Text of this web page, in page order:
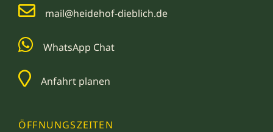
mail@heidehof-dieblich.de
WhatsApp Chat
Anfahrt planen
ÖFFNUNGSZEITEN